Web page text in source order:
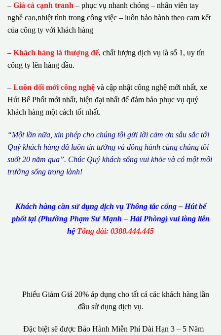
– Giá cả cạnh tranh – phục vụ nhanh chóng – nhân viên tay
nghề cao,nhiệt tình trong công việc – luôn bảo hành theo cam kết
của công ty với khách hàng
– Khách hàng là thượng đế, chất lượng dịch vụ là số 1, uy tín
công ty lên hàng đầu.
– Luôn đổi mới công nghệ và cập nhật công nghệ mới nhất, xe
Hút Bể Phốt mới nhất, hiện đại nhất để đảm bảo phục vụ quý
khách hàng một cách tốt nhất.
“Một lần nữa, xin phép cho chúng tôi gửi lời cảm ơn sâu sắc tới
Quý khách hàng đã luôn tin tưởng và đồng hành cùng chúng tôi
suốt 20 năm qua”. Chúc Quý khách sống vui khỏe và có một môi
trường sống trong lành!
Khách hàng cần sử dụng dịch vụ Thông tắc cống – Hút bể
phốt tại (Phường Phạm Sư Mạnh – Hải Phòng) vui lòng liên
hệ Tổng đài: 0388.444.445